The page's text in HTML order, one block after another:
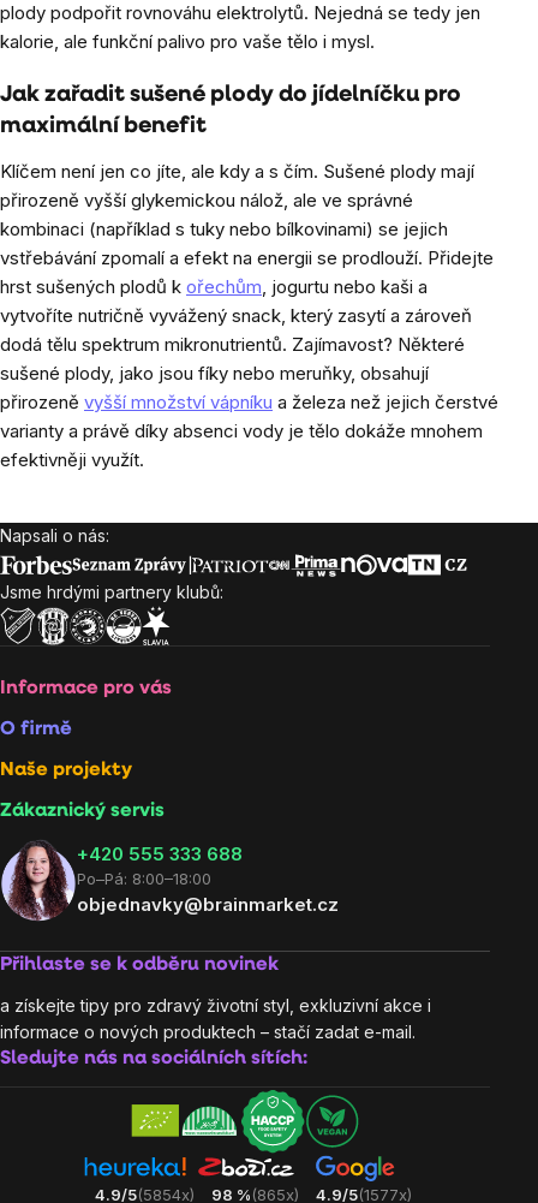
plody podpořit rovnováhu elektrolytů. Nejedná se tedy jen
kalorie, ale funkční palivo pro vaše tělo i mysl.
Jak zařadit sušené plody do jídelníčku pro
maximální benefit
Klíčem není jen co jíte, ale kdy a s čím. Sušené plody mají
přirozeně vyšší glykemickou nálož, ale ve správné
kombinaci (například s tuky nebo bílkovinami) se jejich
vstřebávání zpomalí a efekt na energii se prodlouží. Přidejte
hrst sušených plodů k ořechům, jogurtu nebo kaši a
vytvoříte nutričně vyvážený snack, který zasytí a zároveň
dodá tělu spektrum mikronutrientů. Zajímavost? Některé
sušené plody, jako jsou fíky nebo meruňky, obsahují
přirozeně vyšší množství vápníku a železa než jejich čerstvé
varianty a právě díky absenci vody je tělo dokáže mnohem
efektivněji využít.
Zápatí
Napsali o nás:
Jsme hrdými partnery klubů:
Informace pro vás
O firmě
Naše projekty
Zákaznický servis
‭+420 555 333 688
Po–Pá: 8:00–18:00
objednavky@brainmarket.cz
Přihlaste se k odběru novinek
a získejte tipy pro zdravý životní styl, exkluzivní akce i
informace o nových produktech – stačí zadat e-mail.
Sledujte nás na sociálních sítích:
4.9/5(5854x) 98 %(865x) 4.9/5(1577x)